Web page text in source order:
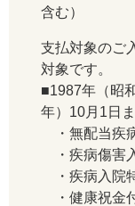
含む）
支払対象のご
対象です。
■1987年（昭
年）10月1日
・無配当疾
・疾病傷害
・疾病入院
・健康祝金